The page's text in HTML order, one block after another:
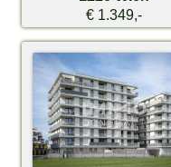
€ 1.349,-